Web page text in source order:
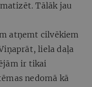
Tālāk jau
atņemt cilvēkiem
liela daļa
ir tikai
nedomā kā